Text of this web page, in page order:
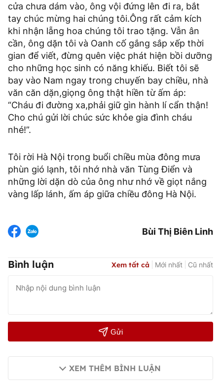
cửa chưa dám vào, ông vội đứng lên đi ra, bắt
tay chúc mừng hai chúng tôi.Ông rất cảm kích
khi nhận lẵng hoa chúng tôi trao tặng. Vẫn ân
cần, ông dặn tôi và Oanh cố gắng sắp xếp thời
gian để viết, đừng quên việc phát hiện bồi dưỡng
cho những học sinh có năng khiếu. Biết tôi sẽ
bay vào Nam ngay trong chuyến bay chiều, nhà
văn căn dặn,giọng ông thật hiền từ ấm áp:
“Cháu đi đường xa,phải giữ gìn hành lí cẩn thận!
Cho chú gửi lời chúc sức khỏe gia đình cháu
nhé!”.
Tôi rời Hà Nội trong buổi chiều mùa đông mưa
phùn gió lạnh, tôi nhớ nhà văn Tùng Điển và
những lời dặn dò của ông như nhớ về giọt nắng
vàng lấp lánh, ấm áp giữa chiều đông Hà Nội.
Bùi Thị Biên Linh
Bình luận Xem tất cả Mới nhất Cũ nhất
Gửi
XEM THÊM BÌNH LUẬN